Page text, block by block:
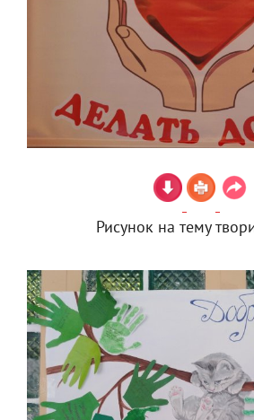
Рисунок на тему